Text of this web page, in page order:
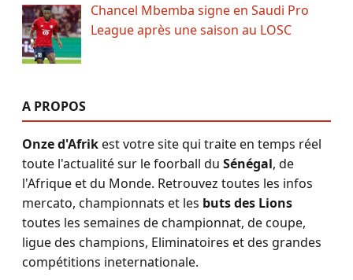
Chancel Mbemba signe en Saudi Pro
League après une saison au LOSC
A PROPOS
Onze d'Afrikest votre site qui traite en temps réel
toute l'actualité sur le foorball du Sénégal, de
l'Afrique et du Monde. Retrouvez toutes les infos
mercato, championnats et les buts des Lions
toutes les semaines de championnat, de coupe,
ligue des champions, Eliminatoires et des grandes
compétitions ineternationale.